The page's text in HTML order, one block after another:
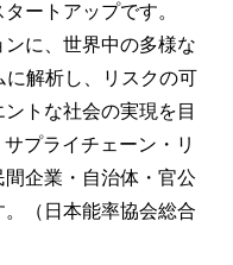
ートアップです。
ンに、世界中の多様な
解析し、リスクの可
トな社会の実現を目
プライチェーン・リ
企業・自治体・官公
（日本能率協会総合